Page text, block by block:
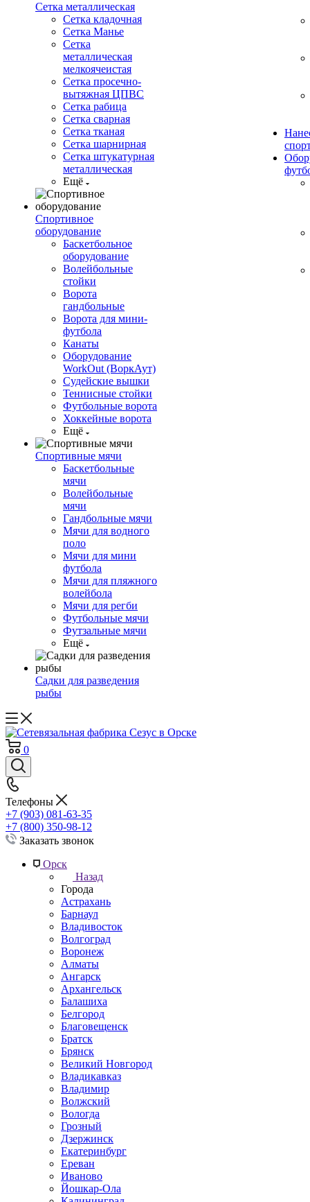
Сетка металлическая
Сетка кладочная
Сетка Манье
Сетка
металлическая
мелкоячеистая
Сетка просечно-
вытяжная ЦПВС
Сетка рабица
Сетка сварная
Сетка тканая
Сетка шарнирная
Сетка штукатурная
металлическая
Ещё
Спортивное
оборудование
Баскетбольное
оборудование
Волейбольные
стойки
Ворота
гандбольные
Ворота для мини-
футбола
Канаты
Оборудование
WorkOut (ВоркАут)
Судейские вышки
Теннисные стойки
Футбольные ворота
Хоккейные ворота
Ещё
Спортивные мячи
Баскетбольные
мячи
Волейбольные
мячи
Гандбольные мячи
Мячи для водного
поло
Мячи для мини
футбола
Мячи для пляжного
волейбола
Мячи для регби
Футбольные мячи
Футзальные мячи
Ещё
Садки для разведения
рыбы
0
Телефоны
+7 (903) 081-63-35
+7 (800) 350-98-12
Заказать звонок
Орск
Назад
Города
Астрахань
Барнаул
Владивосток
Волгоград
Воронеж
Алматы
Ангарск
Архангельск
Балашиха
Белгород
Благовещенск
Братск
Брянск
Великий Новгород
Владикавказ
Владимир
Волжский
Вологда
Грозный
Дзержинск
Екатеринбург
Ереван
Иваново
Йошкар-Ола